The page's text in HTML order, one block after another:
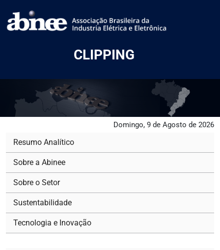
CLIPPING
Domingo, 9 de Agosto de 2026
Resumo Analítico
Sobre a Abinee
Sobre o Setor
Sustentabilidade
Tecnologia e Inovação